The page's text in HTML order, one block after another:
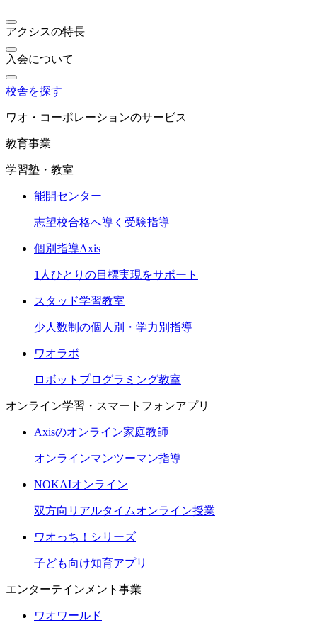
アクシスの特長
入会について
校舎を探す
ワオ・コーポレーションのサービス
教育事業
学習塾・教室
能開センター
志望校合格へ導く受験指導
個別指導Axis
1人ひとりの目標実現をサポート
スタッド学習教室
少人数制の個人別・学力別指導
ワオラボ
ロボットプログラミング教室
オンライン学習・スマートフォンアプリ
Axisのオンライン家庭教師
オンラインマンツーマン指導
NOKAIオンライン
双方向リアルタイムオンライン授業
ワオっち！シリーズ
子ども向け知育アプリ
エンターテインメント事業
ワオワールド